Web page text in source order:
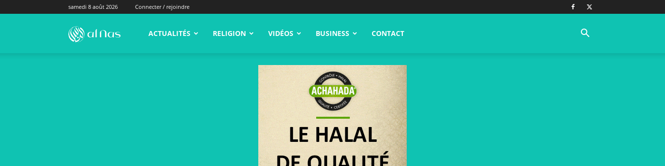
samedi 8 août 2026 Connecter / rejoindre
alNas.fr ACTUALITÉS RELIGION VIDÉOS BUSINESS CONTACT